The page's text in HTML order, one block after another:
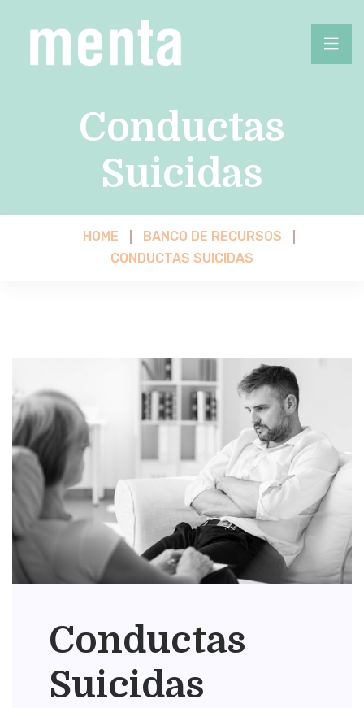
Conductas
Suicidas
HOME
BANCO DE RECURSOS
CONDUCTAS SUICIDAS
Conductas
Suicidas